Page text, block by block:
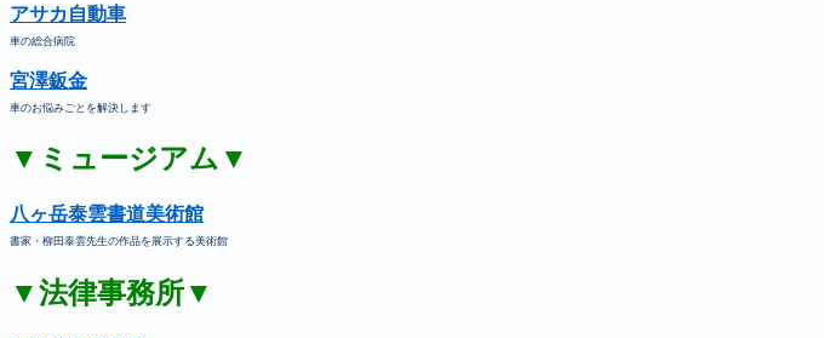
アサカ自動車
車の総合病院
宮澤鈑金
車のお悩みごとを解決します
▼ミュージアム▼
八ヶ岳泰雲書道美術館
書家・柳田泰雲先生の作品を展示する美術館
▼法律事務所▼